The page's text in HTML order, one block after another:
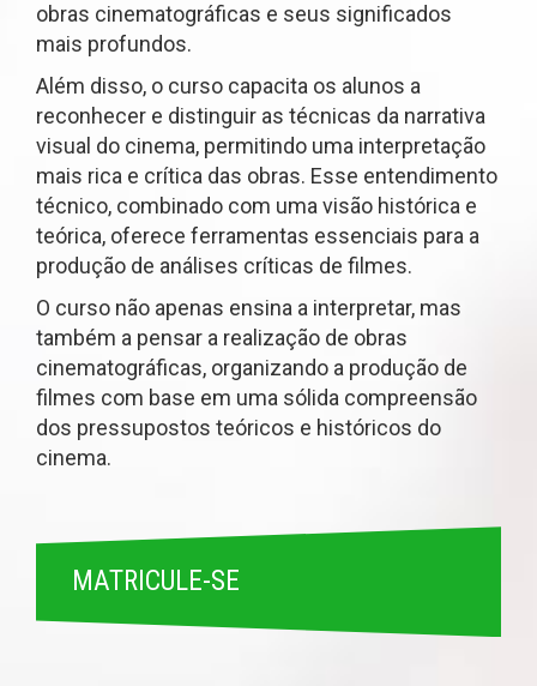
obras cinematográficas e seus significados
mais profundos.
Além disso, o curso capacita os alunos a
reconhecer e distinguir as técnicas da narrativa
visual do cinema, permitindo uma interpretação
mais rica e crítica das obras. Esse entendimento
técnico, combinado com uma visão histórica e
teórica, oferece ferramentas essenciais para a
produção de análises críticas de filmes.
O curso não apenas ensina a interpretar, mas
também a pensar a realização de obras
cinematográficas, organizando a produção de
filmes com base em uma sólida compreensão
dos pressupostos teóricos e históricos do
cinema.
MATRICULE-SE